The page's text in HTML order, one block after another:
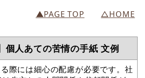
▲PAGE TOP △HOME
個人あての苦情の手紙 文例
際には細心の配慮が必要です。社